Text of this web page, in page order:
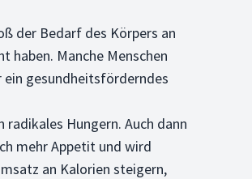
der Bedarf des Körpers an
haben. Manche Menschen
ein gesundheitsförderndes
Hungern. Auch dann
mehr Appetit und wird
an Kalorien steigern,